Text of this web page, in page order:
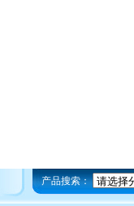
产品搜索：